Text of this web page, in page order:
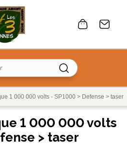
1 000 000 volts - SP1000 > Defense > taser
1 000 000 volts
> taser